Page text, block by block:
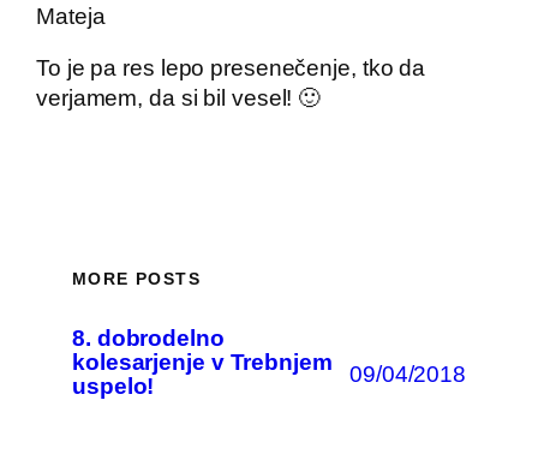
Mateja
To je pa res lepo presenečenje, tko da
verjamem, da si bil vesel! 🙂
MORE POSTS
8. dobrodelno
kolesarjenje v Trebnjem
uspelo!
09/04/2018